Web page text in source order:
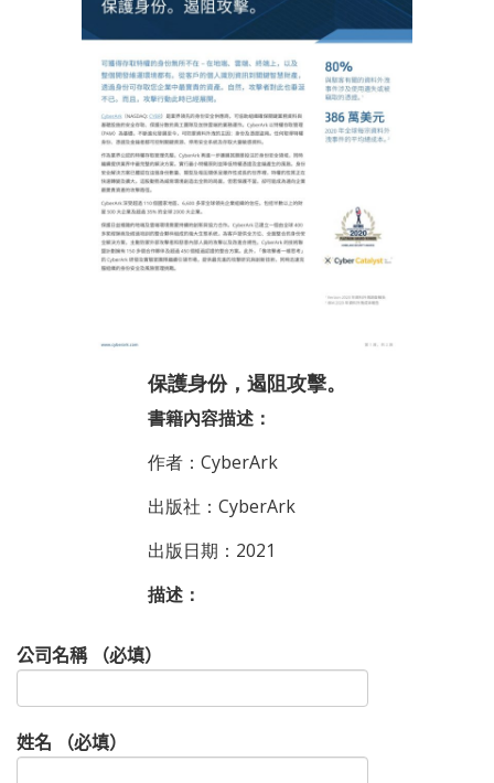
保護身份，遏阻攻擊。
書籍內容描述：
作者：CyberArk
出版社：CyberArk
出版日期：2021
描述：
公司名稱 （必填）
姓名 （必填）